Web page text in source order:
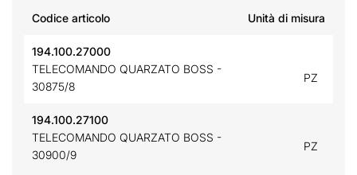
Codice articolo Unità di misura
194.100.27000
TELECOMANDO QUARZATO BOSS -
30875/8
PZ
194.100.27100
TELECOMANDO QUARZATO BOSS -
30900/9
PZ